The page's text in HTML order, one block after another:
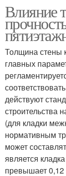
Влияние
Толщина стены
главных
действуют
строительства
(для кладки
нормативным
может
является
превышает 0,12